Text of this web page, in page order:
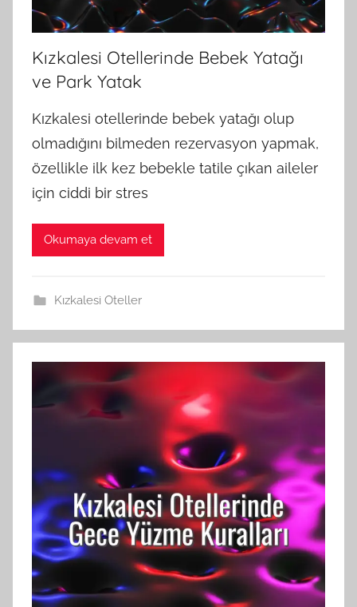
Kızkalesi Otellerinde Bebek Yatağı
ve Park Yatak
Kızkalesi otellerinde bebek yatağı olup
olmadığını bilmeden rezervasyon yapmak,
özellikle ilk kez bebekle tatile çıkan aileler
için ciddi bir stres
Okumaya devam et
Kızkalesi Oteller